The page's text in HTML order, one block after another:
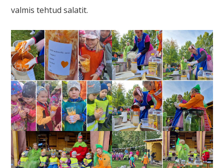
valmis tehtud salatit.